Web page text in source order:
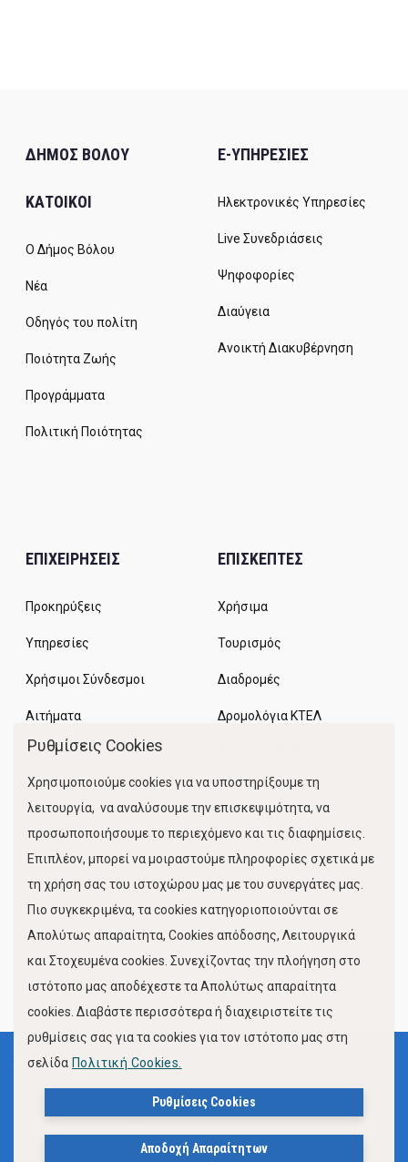
ΔΗΜΟΣ ΒΟΛΟΥ
ΚΑΤΟΙΚΟΙ
Ο Δήμος Βόλου
Νέα
Οδηγός του πολίτη
Ποιότητα Ζωής
Προγράμματα
Πολιτική Ποιότητας
E-ΥΠΗΡΕΣΙΕΣ
Ηλεκτρονικές Υπηρεσίες
Live Συνεδριάσεις
Ψηφοφορίες
Διαύγεια
Ανοικτή Διακυβέρνηση
ΕΠΙΧΕΙΡΗΣΕΙΣ
Προκηρύξεις
Υπηρεσίες
Χρήσιμοι Σύνδεσμοι
Αιτήματα
ΕΠΙΣΚΕΠΤΕΣ
Χρήσιμα
Τουρισμός
Διαδρομές
Δρομολόγια ΚΤΕΛ
Κίνηση Λιμένος
FOLLOW US
Όροι Χρήσης
Πολιτική Προστασίας Προσωπικών Δεδομένων
Πολιτική Cookies
Ρυθμίσεις Cookies
Χρησιμοποιούμε cookies για να υποστηρίξουμε τη
λειτουργία, να αναλύσουμε την επισκεψιμότητα, να
προσωποποιήσουμε το περιεχόμενο και τις διαφημίσεις.
Επιπλέον, μπορεί να μοιραστούμε πληροφορίες σχετικά με
τη χρήση σας του ιστοχώρου μας με του συνεργάτες μας.
Πιο συγκεκριμένα, τα cookies κατηγοριοποιούνται σε
Απολύτως απαραίτητα, Cookies απόδοσης, Λειτουργικά
και Στοχευμένα cookies. Συνεχίζοντας την πλοήγηση στο
ιστότοπο μας αποδέχεστε τα Απολύτως απαραίτητα
cookies. Διαβάστε περισσότερα ή διαχειριστείτε τις
ρυθμίσεις σας για τα cookies για τον ιστότοπο μας στη
σελίδα Πολιτική Cookies.
Ρυθμίσεις Cookies
Αποδοχή Απαραίτητων